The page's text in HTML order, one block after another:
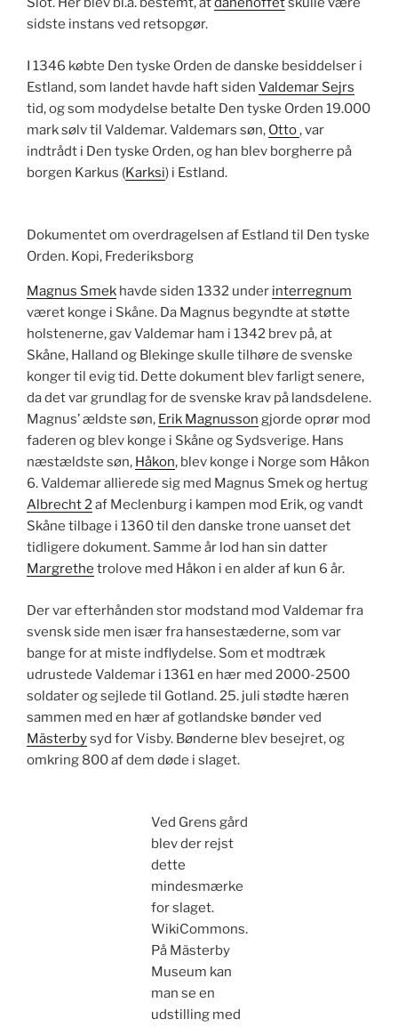
sidste instans ved retsopgør.
I 1346 købte Den tyske Orden de danske besiddelser i
Estland, som landet havde haft siden Valdemar Sejrs
tid, og som modydelse betalte Den tyske Orden 19.000
mark sølv til Valdemar. Valdemars søn, Otto , var
indtrådt i Den tyske Orden, og han blev borgherre på
borgen Karkus (Karksi) i Estland.
Dokumentet om overdragelsen af Estland til Den tyske
Orden. Kopi, Frederiksborg
Magnus Smek havde siden 1332 under interregnum
været konge i Skåne. Da Magnus begyndte at støtte
holstenerne, gav Valdemar ham i 1342 brev på, at
Skåne, Halland og Blekinge skulle tilhøre de svenske
konger til evig tid. Dette dokument blev farligt senere,
da det var grundlag for de svenske krav på landsdelene.
Magnus’ ældste søn, Erik Magnusson gjorde oprør mod
faderen og blev konge i Skåne og Sydsverige. Hans
næstældste søn, Håkon, blev konge i Norge som Håkon
6. Valdemar allierede sig med Magnus Smek og hertug
Albrecht 2af Meclenburg i kampen mod Erik, og vandt
Skåne tilbage i 1360 til den danske trone uanset det
tidligere dokument. Samme år lod han sin datter
Margrethe trolove med Håkon i en alder af kun 6 år.
Der var efterhånden stor modstand mod Valdemar fra
svensk side men især fra hansestæderne, som var
bange for at miste indflydelse. Som et modtræk
udrustede Valdemar i 1361 en hær med 2000-2500
soldater og sejlede til Gotland. 25. juli stødte hæren
sammen med en hær af gotlandske bønder ved
Mästerbysyd for Visby. Bønderne blev besejret, og
omkring 800 af dem døde i slaget.
Ved Grens gård
blev der rejst
dette
mindesmærke
for slaget.
WikiCommons.
På Mästerby
Museum kan
man se en
udstilling med